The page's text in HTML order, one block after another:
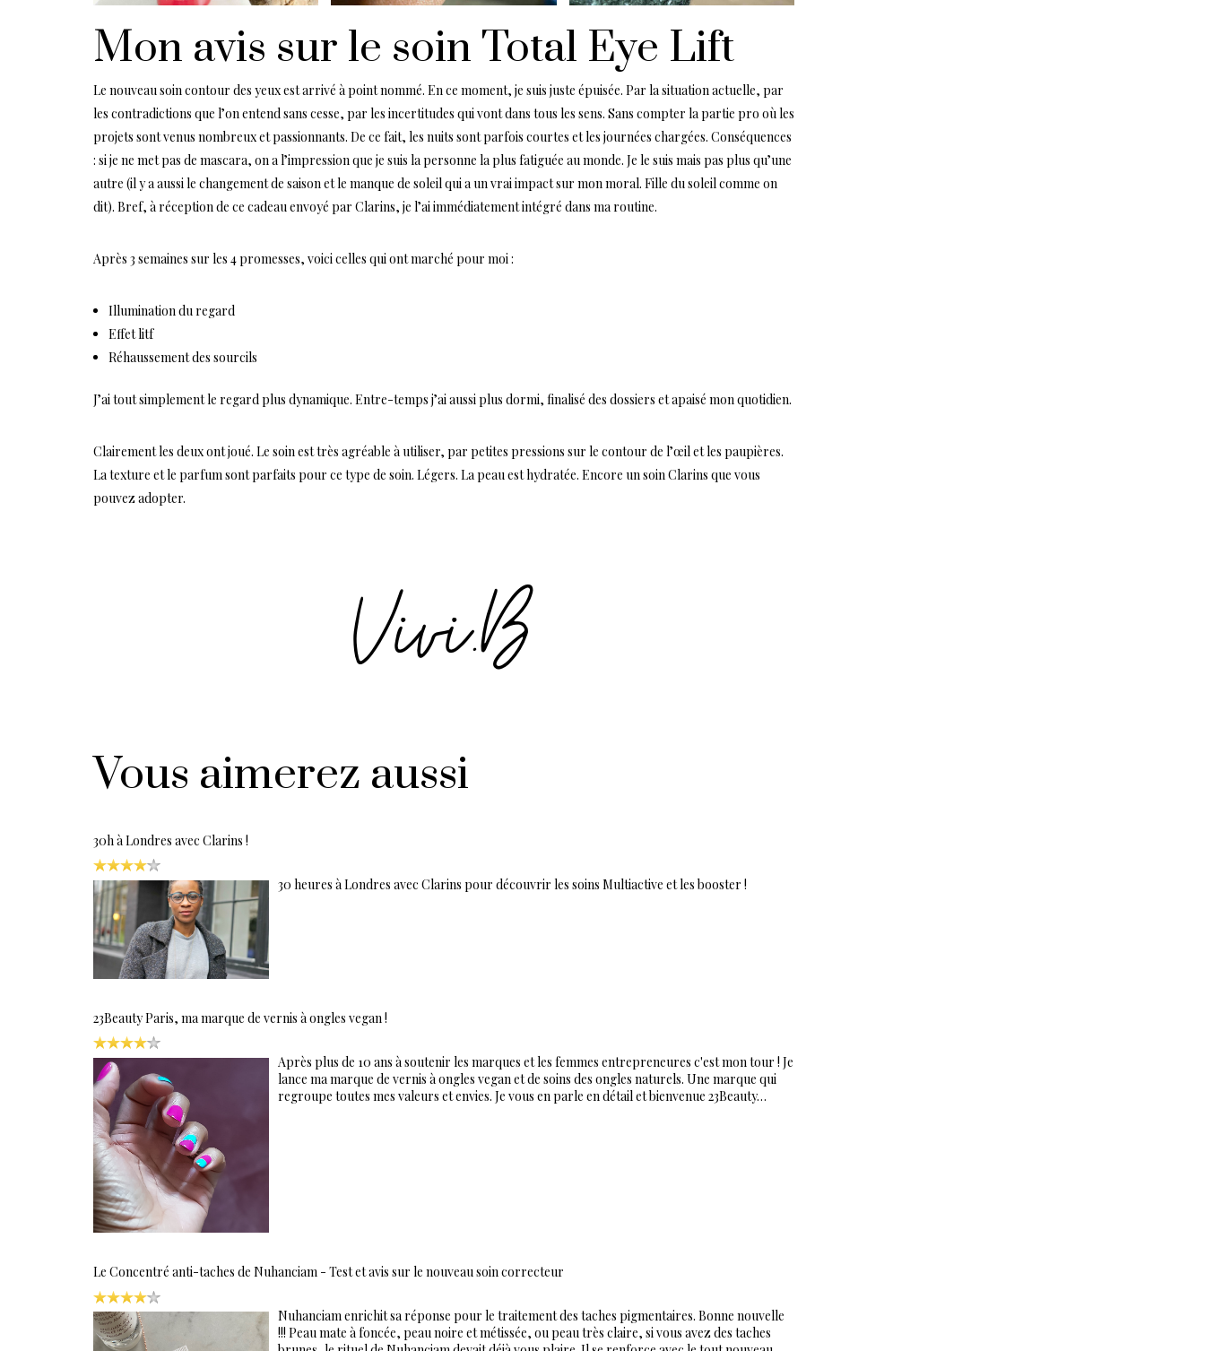
Mon avis sur le soin Total Eye Lift
Le nouveau soin contour des yeux est arrivé à point nommé. En ce moment, je suis juste épuisée. Par la situation actuelle, par
les contradictions que l’on entend sans cesse, par les incertitudes qui vont dans tous les sens. Sans compter la partie pro où les
projets sont venus nombreux et passionnants. De ce fait, les nuits sont parfois courtes et les journées chargées. Conséquences
: si je ne met pas de mascara, on a l’impression que je suis la personne la plus fatiguée au monde. Je le suis mais pas plus qu’une
autre (il y a aussi le changement de saison et le manque de soleil qui a un vrai impact sur mon moral. Fille du soleil comme on
dit). Bref, à réception de ce cadeau envoyé par Clarins, je l’ai immédiatement intégré dans ma routine.
Après 3 semaines sur les 4 promesses, voici celles qui ont marché pour moi :
Illumination du regard
Effet litf
Réhaussement des sourcils
J’ai tout simplement le regard plus dynamique. Entre-temps j’ai aussi plus dormi, finalisé des dossiers et apaisé mon quotidien.
Clairement les deux ont joué. Le soin est très agréable à utiliser, par petites pressions sur le contour de l’œil et les paupières.
La texture et le parfum sont parfaits pour ce type de soin. Légers. La peau est hydratée. Encore un soin Clarins que vous
pouvez adopter.
Vous aimerez aussi
30h à Londres avec Clarins !
30 heures à Londres avec Clarins pour découvrir les soins Multiactive et les booster !
23Beauty Paris, ma marque de vernis à ongles vegan !
Après plus de 10 ans à soutenir les marques et les femmes entrepreneures c'est mon tour ! Je
lance ma marque de vernis à ongles vegan et de soins des ongles naturels. Une marque qui
regroupe toutes mes valeurs et envies. Je vous en parle en détail et bienvenue 23Beauty…
Le Concentré anti-taches de Nuhanciam - Test et avis sur le nouveau soin correcteur
Nuhanciam enrichit sa réponse pour le traitement des taches pigmentaires. Bonne nouvelle
!!! Peau mate à foncée, peau noire et métissée, ou peau très claire, si vous avez des taches